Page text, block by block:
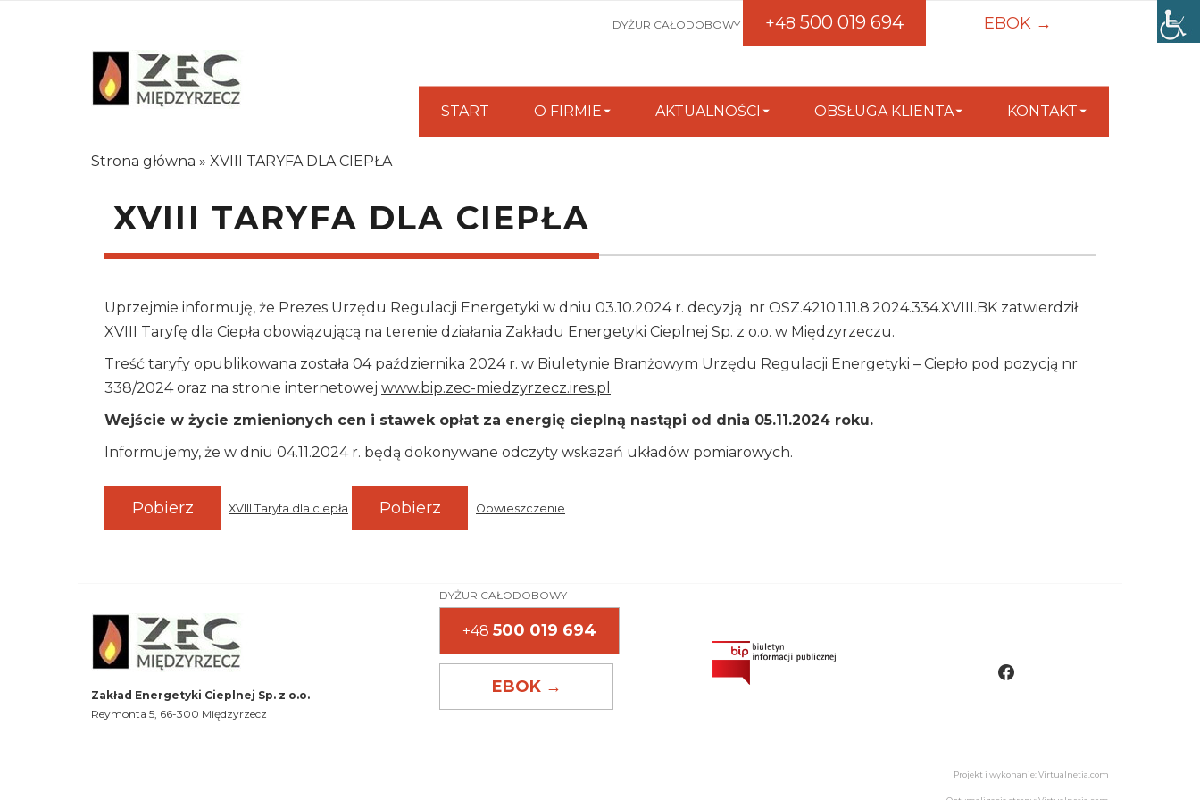
DYŻUR CAŁODOBOWY +48 500 019 694 EBOK →
START O FIRMIE AKTUALNOŚCI OBSŁUGA KLIENTA KONTAKT
Strona główna » XVIII TARYFA DLA CIEPŁA
XVIII TARYFA DLA CIEPŁA
Uprzejmie informuję, że Prezes Urzędu Regulacji Energetyki w dniu 03.10.2024 r. decyzją nr OSZ.4210.1.11.8.2024.334.XVIII.BK zatwierdził
XVIII Taryfę dla Ciepła obowiązującą na terenie działania Zakładu Energetyki Cieplnej Sp. z o.o. w Międzyrzeczu.
Treść taryfy opublikowana została 04 października 2024 r. w Biuletynie Branżowym Urzędu Regulacji Energetyki – Ciepło pod pozycją nr
338/2024 oraz na stronie internetowej www.bip.zec-miedzyrzecz.ires.pl .
Wejście w życie zmienionych cen i stawek opłat za energię cieplną nastąpi od dnia 05.11.2024 roku.
Informujemy, że w dniu 04.11.2024 r. będą dokonywane odczyty wskazań układów pomiarowych.
XVIII Taryfa dla ciepła
Pobierz Obwieszczenie
Pobierz
Zakład Energetyki Cieplnej Sp. z o.o.
Reymonta 5, 66-300 Międzyrzecz
DYŻUR CAŁODOBOWY
+48 500 019 694
EBOK →
Projekt i wykonanie: Virtualnetia.com